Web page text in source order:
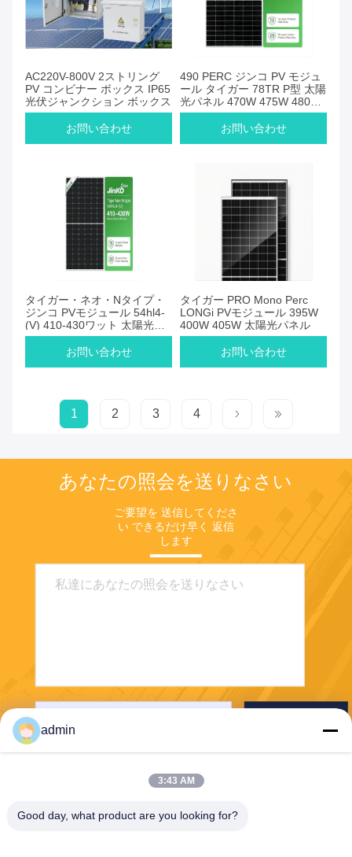
AC220V-800V 2ストリング
PV コンビナー ボックス IP65
光伏ジャンクション ボックス
お問い合わせ
490 PERC ジンコ PV モジュ
ール タイガー 78TR P型 太陽
光パネル 470W 475W 480W
485W
お問い合わせ
タイガー・ネオ・Nタイプ・
ジンコ PVモジュール 54hl4-
(V) 410-430ワット 太陽光パ
ネル
お問い合わせ
タイガー PRO Mono Perc
LONGi PVモジュール 395W
400W 405W 太陽光パネル
お問い合わせ
1 2 3 4
あなたの照会を送りなさい
ご要望を 送信してくださ
い できるだけ早く 返信
します
admin
3:43 AM
Good day, what product are you looking for?